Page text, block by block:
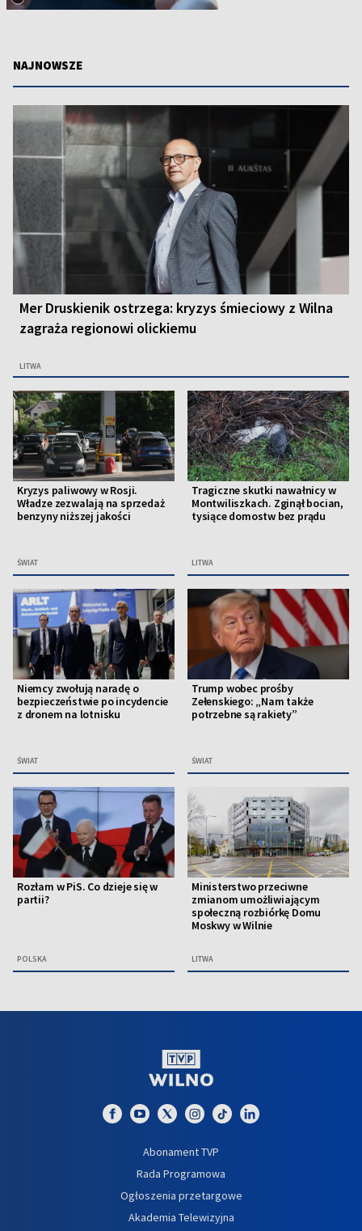
NAJNOWSZE
Mer Druskienik ostrzega: kryzys śmieciowy z Wilna
zagraża regionowi olickiemu
LITWA
Kryzys paliwowy w Rosji.
Władze zezwalają na sprzedaż
benzyny niższej jakości
ŚWIAT
Tragiczne skutki nawałnicy w
Montwiliszkach. Zginął bocian,
tysiące domostw bez prądu
LITWA
Niemcy zwołują naradę o
bezpieczeństwie po incydencie
z dronem na lotnisku
ŚWIAT
Trump wobec prośby
Zełenskiego: „Nam także
potrzebne są rakiety”
ŚWIAT
Rozłam w PiS. Co dzieje się w
partii?
POLSKA
Ministerstwo przeciwne
zmianom umożliwiającym
społeczną rozbiórkę Domu
Moskwy w Wilnie
LITWA
Abonament TVP
Rada Programowa
Ogłoszenia przetargowe
Akademia Telewizyjna